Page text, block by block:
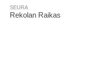
SEURA
Rekolan Raikas